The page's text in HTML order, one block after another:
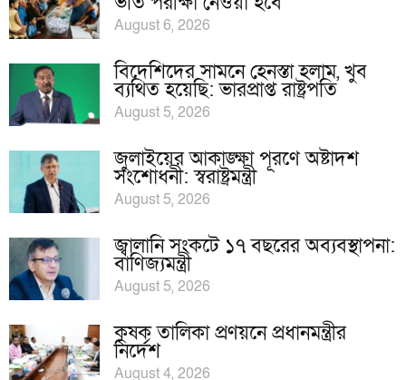
August 6, 2026
বিদেশিদের সামনে হেনস্তা হলাম, খুব
ব্যথিত হয়েছি: ভারপ্রাপ্ত রাষ্ট্রপতি
August 5, 2026
জুলাইয়ের আকাঙ্ক্ষা পূরণে অষ্টাদশ
সংশোধনী: স্বরাষ্ট্রমন্ত্রী
August 5, 2026
জ্বালানি সংকটে ১৭ বছরের অব্যবস্থাপনা:
বাণিজ্যমন্ত্রী
August 5, 2026
কৃষক তালিকা প্রণয়নে প্রধানমন্ত্রীর
নির্দেশ
August 4, 2026